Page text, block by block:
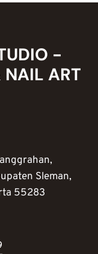
-
NAIL ART
Sleman,
55283